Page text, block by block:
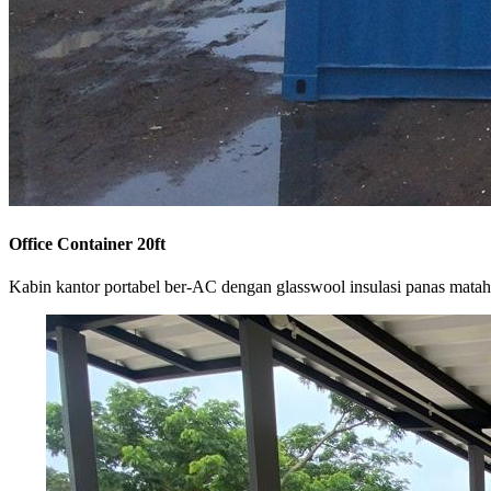
Office Container 20ft
Kabin kantor portabel ber-AC dengan glasswool insulasi panas